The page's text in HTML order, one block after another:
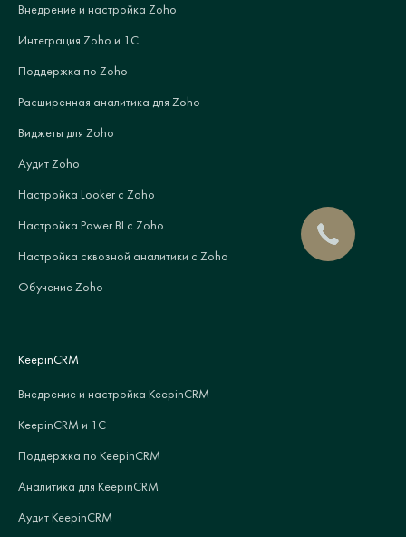
Внедрение и настройка Zoho
Интеграция Zoho и 1С
Поддержка по Zoho
Расширенная аналитика для Zoho
Виджеты для Zoho
Аудит Zoho
Настройка Looker с Zoho
Настройка Power BI с Zoho
Настройка сквозной аналитики с Zoho
Обучение Zoho
KeepinCRM
Внедрение и настройка KeepinCRM
KeepinCRM и 1С
Поддержка по KeepinCRM
Аналитика для KeepinCRM
Аудит KeepinCRM